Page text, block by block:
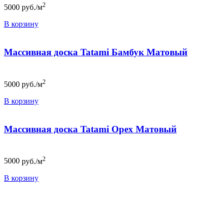
5000 руб./м2
В корзину
Массивная доска Tatami Бамбук Матовый
5000 руб./м2
В корзину
Массивная доска Tatami Орех Матовый
5000 руб./м2
В корзину